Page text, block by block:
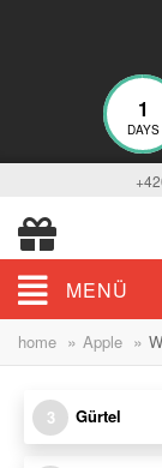
1
DAYS
MENÜ
home » Apple »
3 Gürtel